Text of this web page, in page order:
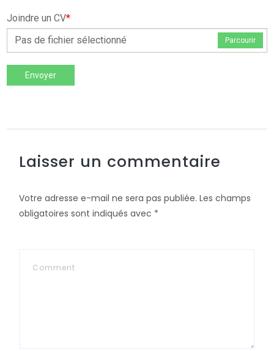
Joindre un CV*
Pas de fichier sélectionné
Parcourir
Envoyer
Laisser un commentaire
Votre adresse e-mail ne sera pas publiée. Les champs
obligatoires sont indiqués avec *